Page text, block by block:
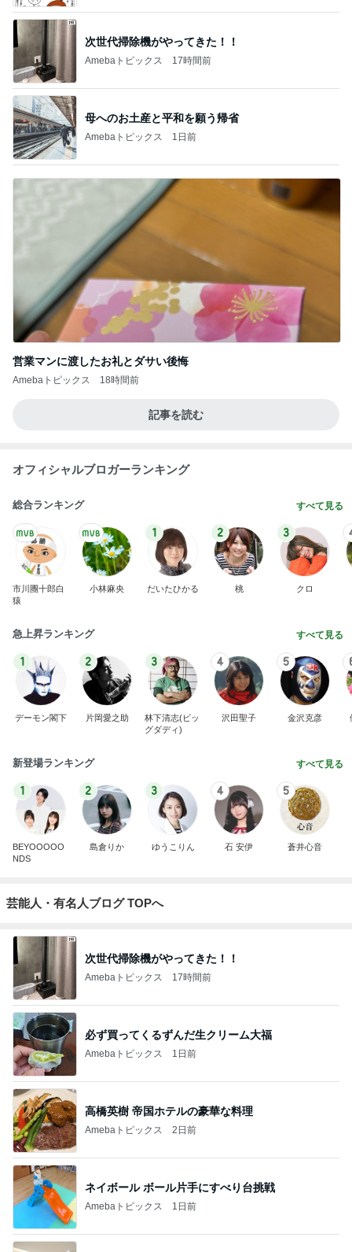
次世代掃除機がやってきた！！
Amebaトピックス 17時間前
母へのお土産と平和を願う帰省
Amebaトピックス 1日前
営業マンに渡したお礼とダサい後悔
Amebaトピックス 18時間前
記事を読む
オフィシャルブロガーランキング
総合ランキング すべて見る
市川團十郎白
猿
小林麻央
1
だいたひかる
2
桃
3
クロ
急上昇ランキング すべて見る
1
デーモン閣下
2
片岡愛之助
3
林下清志(ビッ
グダディ)
4
沢田聖子
5
金沢克彦
新登場ランキング すべて見る
1
BEYOOOOO
NDS
2
島倉りか
3
ゆうこりん
4
石 安伊
5
蒼井心音
芸能人・有名人ブログ TOPへ
次世代掃除機がやってきた！！
Amebaトピックス 17時間前
必ず買ってくるずんだ生クリーム大福
Amebaトピックス 1日前
高橋英樹 帝国ホテルの豪華な料理
Amebaトピックス 2日前
ネイボール ボール片手にすべり台挑戦
Amebaトピックス 1日前